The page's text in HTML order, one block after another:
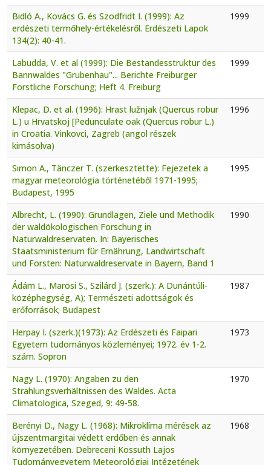
Bidló A., Kovács G. és Szodfridt I. (1999): Az
erdészeti termőhely-értékelésről. Erdészeti Lapok
134(2): 40-41.
1999
Labudda, V. et al (1999): Die Bestandesstruktur des
Bannwaldes "Grubenhau"... Berichte Freiburger
Forstliche Forschung; Heft 4. Freiburg
1999
Klepac, D. et al. (1996): Hrast lužnjak (Quercus robur
L.) u Hrvatskoj [Pedunculate oak (Quercus robur L.)
in Croatia. Vinkovci, Zagreb (angol részek
kimásolva)
1996
Simon A., Tänczer T. (szerkesztette): Fejezetek a
magyar meteorológia történetéből 1971-1995;
Budapest, 1995
1995
Albrecht, L. (1990): Grundlagen, Ziele und Methodik
der waldökologischen Forschung in
Naturwaldreservaten. In: Bayerisches
Staatsministerium für Ernährung, Landwirtschaft
und Forsten: Naturwaldreservate in Bayern, Band 1
1990
Ádám L., Marosi S., Szilárd J. (szerk.): A Dunántúli-
középhegység, A); Természeti adottságok és
erőforrások; Budapest
1987
Herpay I. (szerk.)(1973): Az Erdészeti és Faipari
Egyetem tudományos közleményei; 1972. év 1-2.
szám. Sopron
1973
Nagy L. (1970): Angaben zu den
Strahlungsverhältnissen des Waldes. Acta
Climatologica, Szeged, 9: 49-58.
1970
Berényi D., Nagy L. (1968): Mikroklíma mérések az
újszentmargitai védett erdőben és annak
környezetében. Debreceni Kossuth Lajos
Tudományegyetem Meteorológiai Intézetének
1968